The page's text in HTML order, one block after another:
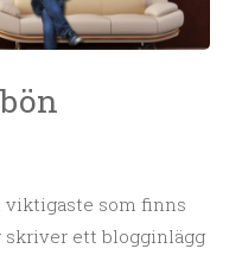
viktigaste som finns
skriver ett blogginlägg